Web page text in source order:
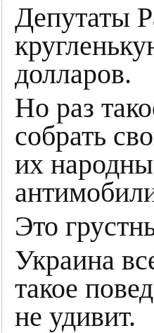
Депутаты
долларов.
Но раз
собрать
их
Это
Украина
такое
не удивит.